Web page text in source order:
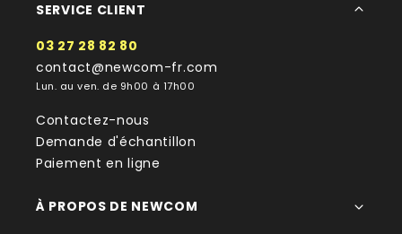
SERVICE CLIENT
03 27 28 82 80
contact@newcom-fr.com
Lun. au ven. de 9h00 à 17h00
Contactez-nous
Demande d'échantillon
Paiement en ligne
À PROPOS DE NEWCOM